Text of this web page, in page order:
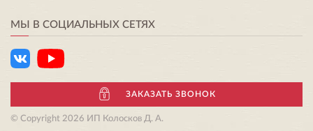
МЫ В СОЦИАЛЬНЫХ СЕТЯХ
ЗАКАЗАТЬ ЗВОНОК
© Copyright 2026 ИП Колосков Д. А.